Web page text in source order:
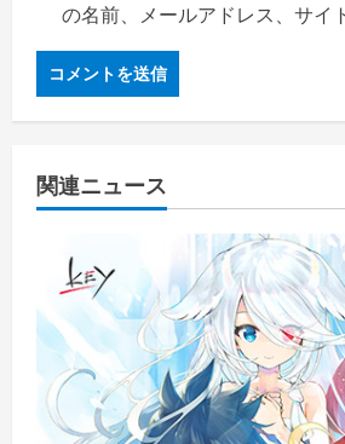
の名前、メールアドレス、サイ
関連ニュース